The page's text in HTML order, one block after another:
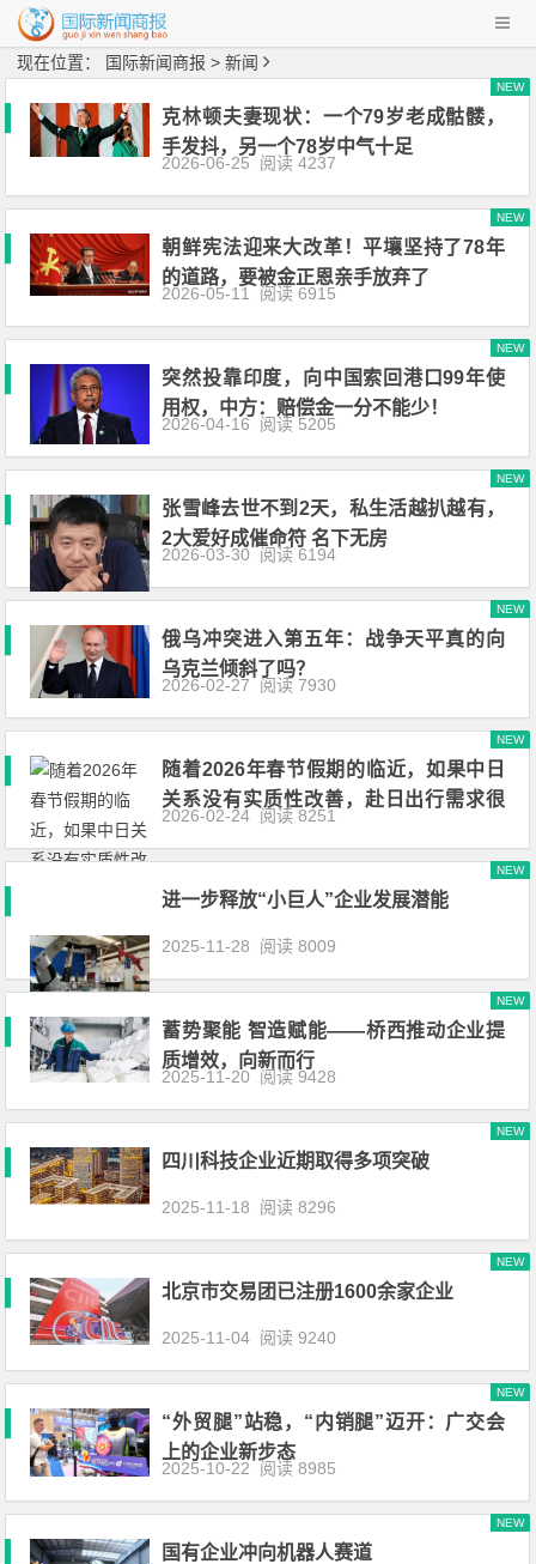
现在位置： 国际新闻商报 > 新闻
克林顿夫妻现状：一个79岁老成骷髅，
手发抖，另一个78岁中气十足
NEW
2026-06-25 阅读 4237
朝鲜宪法迎来大改革！平壤坚持了78年
的道路，要被金正恩亲手放弃了
NEW
2026-05-11 阅读 6915
突然投靠印度，向中国索回港口99年使
用权，中方：赔偿金一分不能少！
NEW
2026-04-16 阅读 5205
张雪峰去世不到2天，私生活越扒越有，
2大爱好成催命符 名下无房
NEW
2026-03-30 阅读 6194
俄乌冲突进入第五年：战争天平真的向
乌克兰倾斜了吗？
NEW
2026-02-27 阅读 7930
随着2026年春节假期的临近，如果中日
关系没有实质性改善，赴日出行需求很
NEW
2026-02-24 阅读 8251
进一步释放“小巨人”企业发展潜能
NEW
2025-11-28 阅读 8009
蓄势聚能 智造赋能——桥西推动企业提
质增效，向新而行
NEW
2025-11-20 阅读 9428
四川科技企业近期取得多项突破
NEW
2025-11-18 阅读 8296
北京市交易团已注册1600余家企业
NEW
2025-11-04 阅读 9240
“外贸腿”站稳，“内销腿”迈开：广交会
上的企业新步态
NEW
2025-10-22 阅读 8985
国有企业冲向机器人赛道
NEW